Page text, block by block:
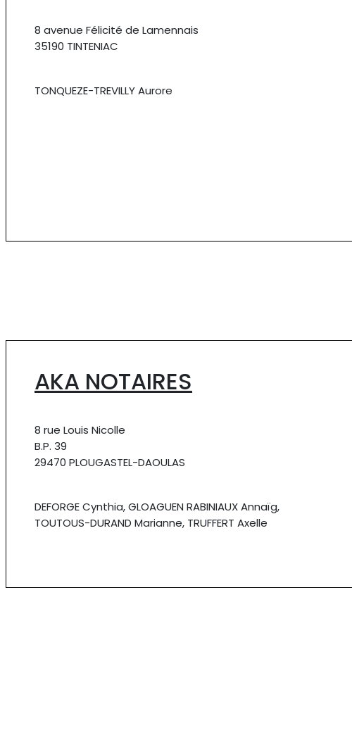
8 avenue Félicité de Lamennais
35190 TINTENIAC
TONQUEZE-TREVILLY Aurore
AKA NOTAIRES
8 rue Louis Nicolle
B.P. 39
29470 PLOUGASTEL-DAOULAS
DEFORGE Cynthia, GLOAGUEN RABINIAUX Annaïg,
TOUTOUS-DURAND Marianne, TRUFFERT Axelle